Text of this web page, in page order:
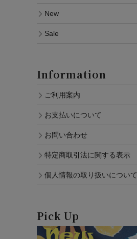
New
Sale
Information
ご利用案内
お支払いについて
お問い合わせ
特定商取引法に関する表示
個人情報の取り扱いについて
Pick Up